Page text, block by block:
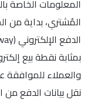
المعلومات الخاصة
المُشتري، بداية من
بمثابة نقطة بيع
والعملاء
نقل بيانات الدفع